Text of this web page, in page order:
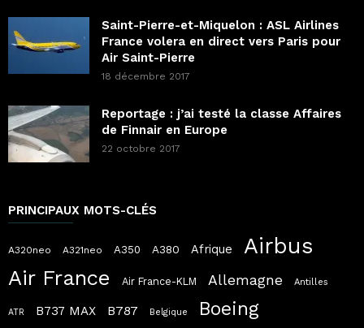
Saint-Pierre-et-Miquelon : ASL Airlines
France volera en direct vers Paris pour
Air Saint-Pierre
18 décembre 2017
Reportage : j’ai testé la classe Affaires
de Finnair en Europe
22 octobre 2017
PRINCIPAUX MOTS-CLÉS
A320neo A321neo A350 A380 Afrique Airbus
Air France Air France-KLM Allemagne Antilles
ATR B737 MAX B787 Belgique Boeing